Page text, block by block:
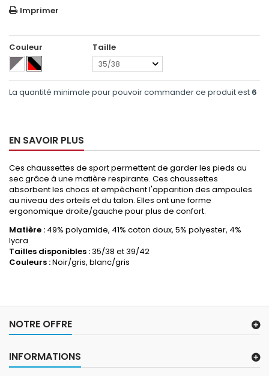
Imprimer
Couleur Taille
35/38
La quantité minimale pour pouvoir commander ce produit est 6
EN SAVOIR PLUS
Ces chaussettes de sport permettent de garder les pieds au
sec grâce à une matière respirante. Ces chaussettes
absorbent les chocs et empêchent l'apparition des ampoules
au niveau des orteils et du talon. Elles ont une forme
ergonomique droite/gauche pour plus de confort.
Matière : 49% polyamide, 41% coton doux, 5% polyester, 4%
lycra
Tailles disponibles :35/38 et 39/42
Couleurs :Noir/gris, blanc/gris
NOTRE OFFRE
INFORMATIONS